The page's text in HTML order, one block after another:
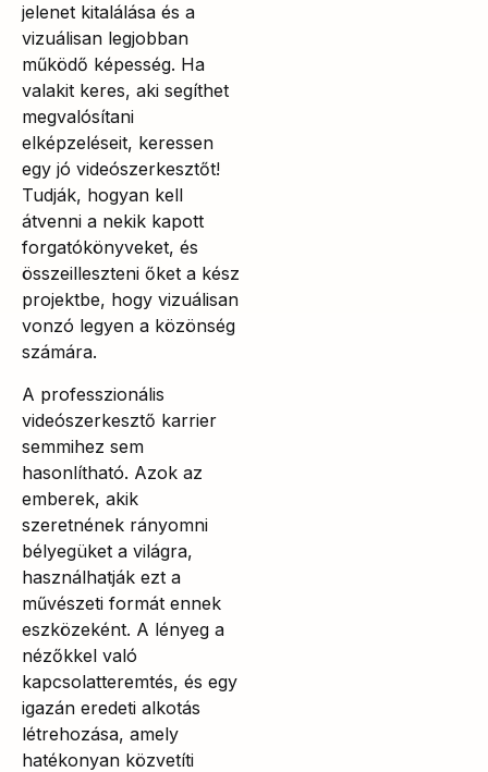
jelenet kitalálása és a
vizuálisan legjobban
működő képesség. Ha
valakit keres, aki segíthet
megvalósítani
elképzeléseit, keressen
egy jó videószerkesztőt!
Tudják, hogyan kell
átvenni a nekik kapott
forgatókönyveket, és
összeilleszteni őket a kész
projektbe, hogy vizuálisan
vonzó legyen a közönség
számára.
A professzionális
videószerkesztő karrier
semmihez sem
hasonlítható. Azok az
emberek, akik
szeretnének rányomni
bélyegüket a világra,
használhatják ezt a
művészeti formát ennek
eszközeként. A lényeg a
nézőkkel való
kapcsolatteremtés, és egy
igazán eredeti alkotás
létrehozása, amely
hatékonyan közvetíti